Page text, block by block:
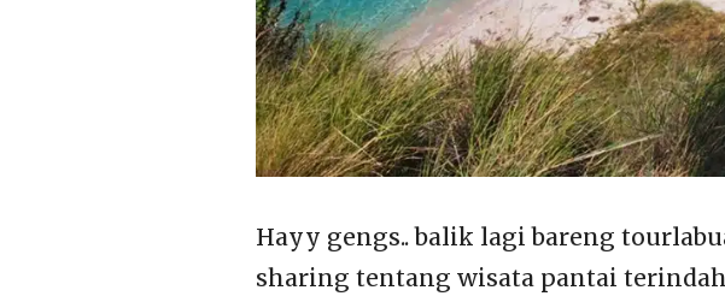
Hayy gengs.. balik lagi bareng
sharing tentang wisata pantai